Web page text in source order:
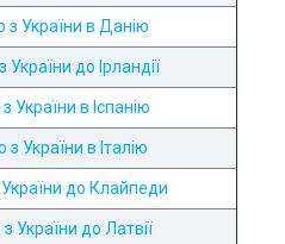
з України в Данію
до Ірландії
України в Іспанію
України в Італію
до Клайпеди
України до Латвії